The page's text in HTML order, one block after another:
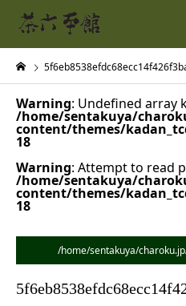
Warning: Undefined array
/home/sentakuya/
content/themes/
18
Warning: Attempt to read
/home/sentakuya/
content/themes/
18
/home/sentakuya/